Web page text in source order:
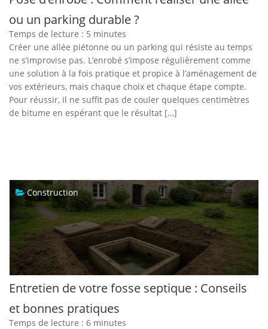
ou un parking durable ?
Temps de lecture : 5 minutes
Créer une allée piétonne ou un parking qui résiste au temps
ne s’improvise pas. L’enrobé s’impose régulièrement comme
une solution à la fois pratique et propice à l’aménagement de
vos extérieurs, mais chaque choix et chaque étape compte.
Pour réussir, il ne suffit pas de couler quelques centimètres
de bitume en espérant que le résultat […]
Construction
Entretien de votre fosse septique : Conseils
et bonnes pratiques
Temps de lecture : 6 minutes